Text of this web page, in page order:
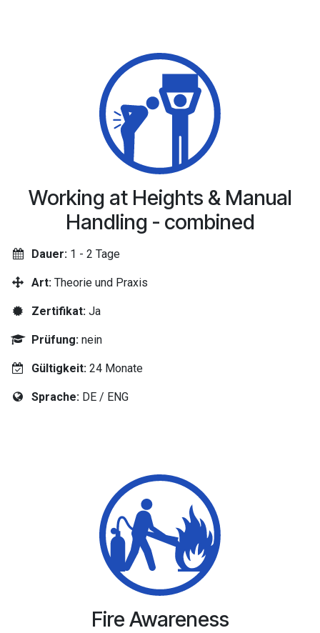
Working at Heights & Manual
Handling - combined
Dauer: 1 - 2 Tage
Art: Theorie und Praxis
Zertifikat: Ja
Prüfung: nein
Gültigkeit:24 Monate
Sprache:DE / ENG
Fire Awareness